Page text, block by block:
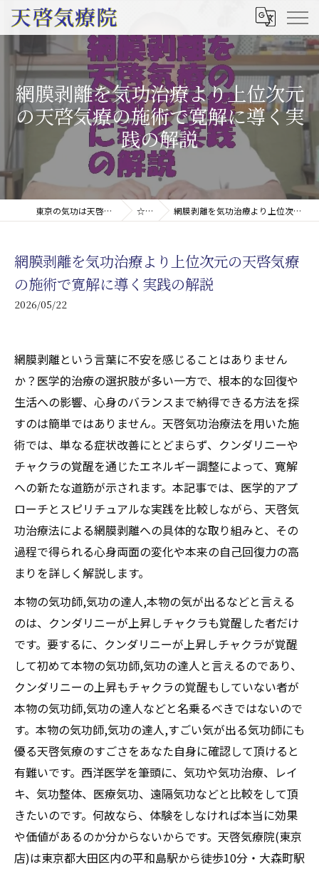
網膜剥離を気功治療より上位次元
の天啓気療の施術で寛解に導く実
践の解説
東京の気功は天啓気療院(天啓気功療法治療院) ☆コラム 網膜剥離を気功治療より上位次元の天啓気療の施術で寛解に導く実践の解説
網膜剥離を気功治療より上位次元の天啓気療
の施術で寛解に導く実践の解説
2026/05/22
網膜剥離という言葉に不安を感じることはありません
か？医学的治療の選択肢が多い一方で、根本的な回復や
生活への影響、心身のバランスまで納得できる方法を探
すのは簡単ではありません。天啓気功治療法を用いた施
術では、単なる症状改善にとどまらず、クンダリニーや
チャクラの覚醒を通じたエネルギー調整によって、寛解
への新たな道筋が示されます。本記事では、医学的アプ
ローチとスピリチュアルな実践を比較しながら、天啓気
功治療法による網膜剥離への具体的な取り組みと、その
過程で得られる心身両面の変化や本来の自己回復力の高
まりを詳しく解説します。
本物の気功師,気功の達人,本物の気が出るなどと言える
のは、クンダリニーが上昇しチャクラも覚醒した者だけ
です。要するに、クンダリニーが上昇しチャクラが覚醒
して初めて本物の気功師,気功の達人と言えるのであり、
クンダリニーの上昇もチャクラの覚醒もしていない者が
本物の気功師,気功の達人などと名乗るべきではないので
す。本物の気功師,気功の達人,すごい気が出る気功師にも
優る天啓気療のすごさをあなた自身に確認して頂けると
有難いです。西洋医学を筆頭に、気功や気功治療、レイ
キ、気功整体、医療気功、遠隔気功などと比較をして頂
きたいのです。何故なら、体験をしなければ本当に効果
や価値があるのか分からないからです。天啓気療院(東京
店)は東京都大田区内の平和島駅から徒歩10分・大森町駅